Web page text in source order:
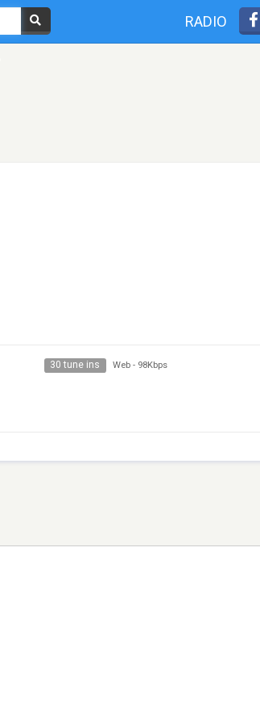
RADIO
30 tune ins Web - 98Kbps